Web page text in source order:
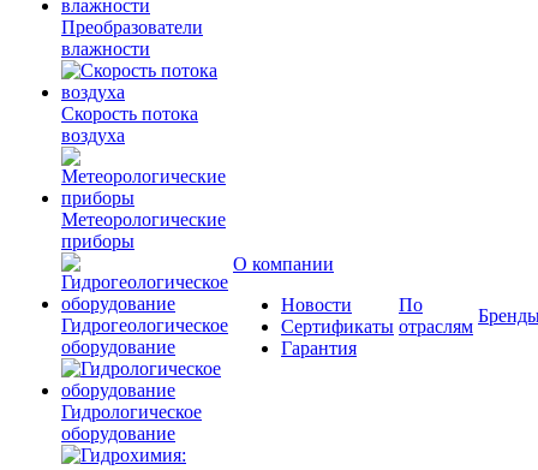
Преобразователи
влажности
Скорость потока
воздуха
Метеорологические
приборы
Гидрогеологическое
оборудование
Гидрологическое
оборудование
О компании
Новости
Сертификаты
Гарантия
По
отраслям